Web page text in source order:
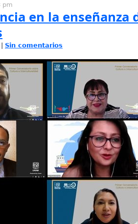
pm
en la enseñanza
Sin comentarios